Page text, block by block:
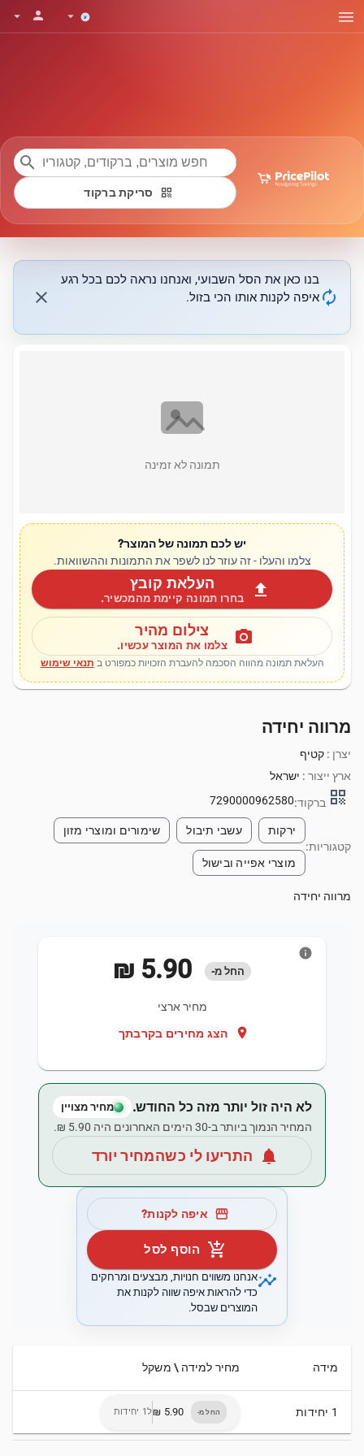
menu
arrow_drop_down
person
arrow_drop_down
search
qr_code סריקת ברקוד
autorenew
בנו כאן את הסל השבועי, ואנחנו נראה לכם בכל רגע
איפה לקנות אותו הכי בזול.
close
תמונה לא זמינה
יש לכם תמונה של המוצר?
צלמו והעלו - זה עוזר לנו לשפר את התמונות וההשוואות.
upload העלאת קובץ
בחרו תמונה קיימת מהמכשיר.
photo_camera צילום מהיר
צלמו את המוצר עכשיו.
העלאת תמונה מהווה הסכמה להעברת הזכויות כמפורט ב תנאי שימוש
מרווה יחידה
יצרן : קטיף
ארץ ייצור : ישראל
qr_code ברקוד:7290000962580
קטגוריות:
ירקות עשבי תיבול שימורים ומוצרי מזון
מוצרי אפייה ובישול
מרווה יחידה
החל מ-
מחיר ארצי
location_on הצג מחירים בקרבתך
info
לא היה זול יותר מזה כל החודש. מחיר מצויין
המחיר הנמוך ביותר ב-30 הימים האחרונים היה ‏5.90 ‏₪.
notifications התריעו לי כשהמחיר יורד
storefront איפה לקנות?
add_shopping_cart הוסף לסל
insightsאנחנו משווים חנויות, מבצעים ומרחקים
כדי להראות איפה שווה לקנות את
המוצרים שבסל.
מידה מחיר למידה \ משקל
1 יחידות החל מ- ל1 יחידות